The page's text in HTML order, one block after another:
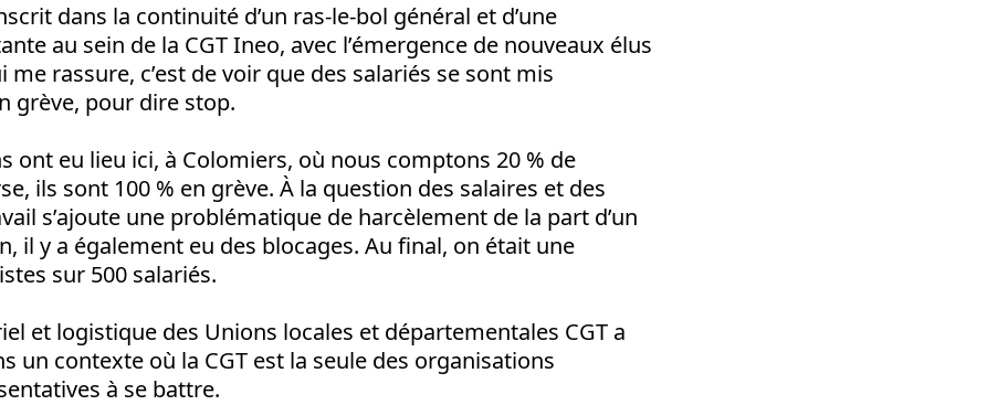
dans la continuité d’un ras-le-bol général et d’une
au sein de la CGT Ineo, avec l’émergence de nouveaux élus
me rassure, c’est de voir que des salariés se sont mis
grève, pour dire stop.
ont eu lieu ici, à Colomiers, où nous comptons 20 % de
ils sont 100 % en grève. À la question des salaires et des
s’ajoute une problématique de harcèlement de la part d’un
il y a également eu des blocages. Au final, on était une
sur 500 salariés.
et logistique des Unions locales et départementales CGT a
un contexte où la CGT est la seule des organisations
à se battre.